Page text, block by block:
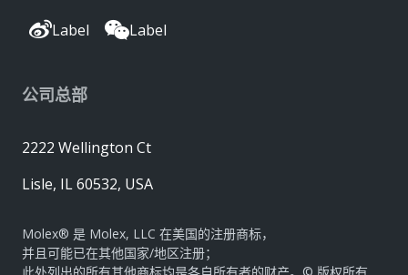
Label Label
公司总部
2222 Wellington Ct
Lisle, IL 60532, USA
Molex® 是 Molex, LLC 在美国的注册商标，
并且可能已在其他国家/地区注册；